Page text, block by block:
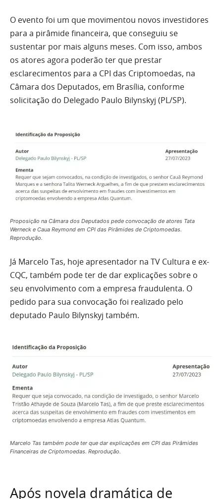
O evento foi um que movimentou novos investidores
para a pirâmide financeira, que conseguiu se
sustentar por mais alguns meses. Com isso, ambos
os atores agora poderão ter que prestar
esclarecimentos para a CPI das Criptomoedas, na
Câmara dos Deputados, em Brasília, conforme
solicitação do Delegado Paulo Bilynskyj (PL/SP).
Proposição na Câmara dos Deputados pede convocação de atores Tata
Werneck e Caua Reymond em CPI das Pirâmides de Criptomoedas.
Reprodução.
Já Marcelo Tas, hoje apresentador na TV Cultura e ex-
CQC, também pode ter de dar explicações sobre o
seu envolvimento com a empresa fraudulenta. O
pedido para sua convocação foi realizado pelo
deputado Paulo Bilynskyj também.
Marcelo Tas também pode ter que dar explicações em CPI das Pirâmides
Financeiras de Criptomoedas. Reprodução.
Após novela dramática de